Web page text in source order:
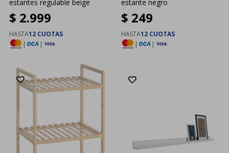
estantes regulable beige
$ 2.999
HASTA12 CUOTAS
|
|
estante negro
$ 249
HASTA12 CUOTAS
|
|